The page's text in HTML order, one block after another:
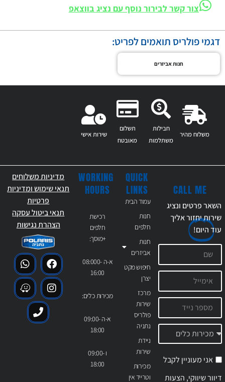
צור קשר לבירור נוסף עם נציג בווצאפ
דגמי פולריס תואמים לפריט:
חנות אביזרים
משלוח מהיר
חבילות
משתלמות
תשלום
מאובטח
שירות אישי
QUICK
LINKS
עמוד הבית
חנות
חלפים
חנות
אביזרים
חיפוש מקט
יצרן
מרכז
שירות
פולריס
נתניה
ניידת
שירות
מכירות
וטרייד אין
WORKING
HOURS
רכישת
חלפים
+מוסך:
א-ה 08:000-
16:00
מכירות כלים:
א-ה 09:00-
18:00
ו 09:00-
18:00
CALL ME
השאר פרטים ונציג
שירות יחזור אליך
עודהיום!
אני מעוניין לקבל
דיוור שיווקי, הצעות
מדיניות משלוחים
תנאי שימוש ומדיניות
פרטיות
תנאי ביטול עסקה
הצהרת נגישות